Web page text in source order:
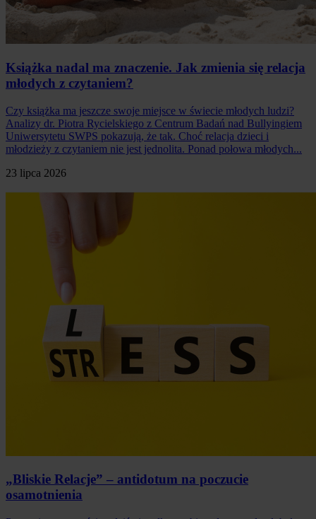
Książka nadal ma znaczenie. Jak zmienia się relacja
młodych z czytaniem?
Czy książka ma jeszcze swoje miejsce w świecie młodych ludzi?
Analizy dr. Piotra Rycielskiego z Centrum Badań nad Bullyingiem
Uniwersytetu SWPS pokazują, że tak. Choć relacja dzieci i
młodzieży z czytaniem nie jest jednolita. Ponad połowa młodych...
23 lipca 2026
„Bliskie Relacje” – antidotum na poczucie
osamotnienia